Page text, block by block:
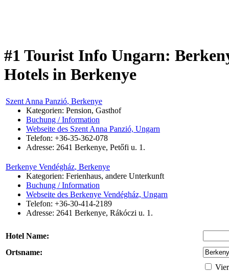
#1 Tourist Info Ungarn:
Hotels in Berkenye
Szent Anna Panzió, Berkenye
Kategorien: Pension, Gasthof
Buchung / Information
Webseite des Szent Anna Panzió, Ungarn
Telefon: +36-35-362-078
Adresse: 2641 Berkenye, Petőfi u. 1.
Berkenye Vendégház, Berkenye
Kategorien: Ferienhaus, andere Unterkunft
Buchung / Information
Webseite des Berkenye Vendégház, Ungarn
Telefon: +36-30-414-2189
Adresse: 2641 Berkenye, Rákóczi u. 1.
Hotel Name:
Ortsname: